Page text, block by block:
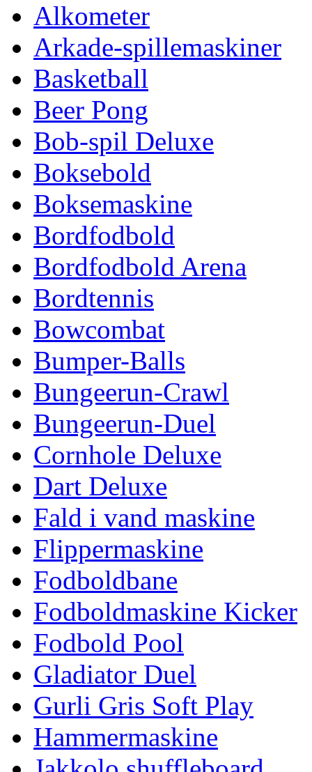
Alkometer
Arkade-spillemaskiner
Basketball
Beer Pong
Bob-spil Deluxe
Boksebold
Boksemaskine
Bordfodbold
Bordfodbold Arena
Bordtennis
Bowcombat
Bumper-Balls
Bungeerun-Crawl
Bungeerun-Duel
Cornhole Deluxe
Dart Deluxe
Fald i vand maskine
Flippermaskine
Fodboldbane
Fodboldmaskine Kicker
Fodbold Pool
Gladiator Duel
Gurli Gris Soft Play
Hammermaskine